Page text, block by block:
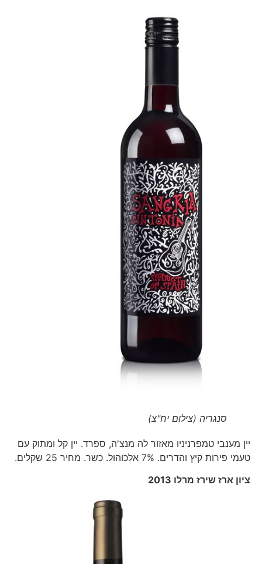
סנגריה (צילום יח"צ)
יין מענבי טמפרניניו מאזור לה מנצ'ה, ספרד. יין קל ומתוק עם
טעמי פירות קיץ והדרים. 7% אלכוהול. כשר. מחיר 25 שקלים.
ציון ארז שירז מרלו 2013